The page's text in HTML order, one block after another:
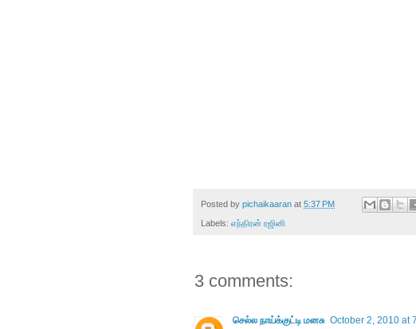
Posted by pichaikaaran at 5:37 PM
Labels: எந்திரன் ரஜினி
3 comments:
செல்ல நாய்க்குட்டி மனசு October 2, 2010 at